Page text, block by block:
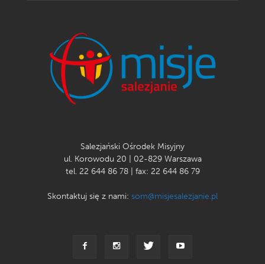
Salezjański Ośrodek Misyjny
ul. Korowodu 20 | 02-829 Warszawa
tel. 22 644 86 78 | fax: 22 644 86 79
Skontaktuj się z nami: som@misjesalezjanie.pl